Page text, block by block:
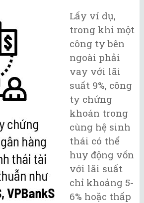
Lấy ví dụ,
trong khi một
công ty bên
ngoài phải
vay với lãi
suất 9%, công
ty chứng
khoán trong
cùng hệ sinh
thái có thể
huy động vốn
với lãi suất
chỉ khoảng 5-
6% hoặc thấp